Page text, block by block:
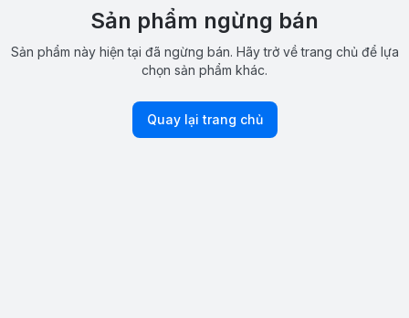
Sản phẩm ngừng bán
Sản phẩm này hiện tại đã ngừng bán. Hãy trở về trang chủ để lựa
chọn sản phẩm khác.
Quay lại trang chủ